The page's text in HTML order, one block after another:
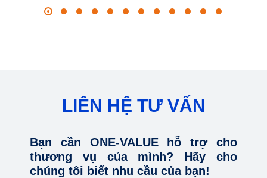
LIÊN HỆ TƯ VẤN
Bạn cần ONE-VALUE hỗ trợ cho
thương vụ của mình? Hãy cho
chúng tôi biết nhu cầu của bạn!